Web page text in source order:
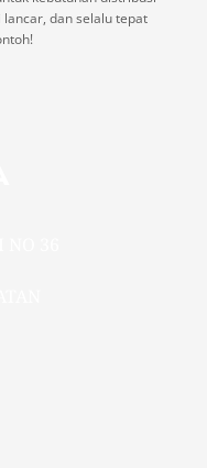
dan selalu tepat